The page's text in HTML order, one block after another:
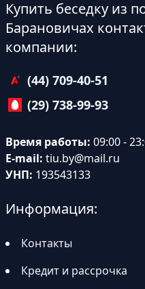
Купить беседку из
Барановичах
компании:
(44) 709-40-51
(29) 738-99-93
Время работы: 09:00 -
E-mail: tiu.by@mail.ru
УНП: 193543133
Информация:
Контакты
Кредит и рассрочка